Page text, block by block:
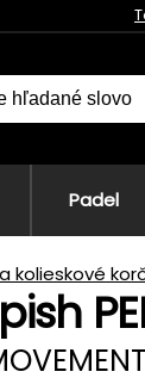
Padel
kolieskové